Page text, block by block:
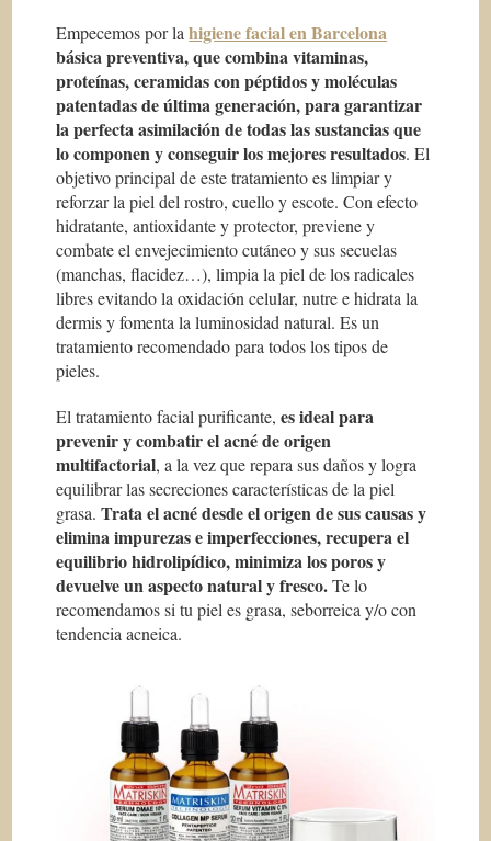
Empecemos por lahigiene facial en Barcelona
básica preventiva, que combina vitaminas,
proteínas, ceramidas con péptidos y moléculas
patentadas de última generación, para garantizar
la perfecta asimilación de todas las sustancias que
lo componen y conseguir los mejores resultados. El
objetivo principal de este tratamiento es limpiar y
reforzar la piel del rostro, cuello y escote. Con efecto
hidratante, antioxidante y protector, previene y
combate el envejecimiento cutáneo y sus secuelas
(manchas, flacidez…), limpia la piel de los radicales
libres evitando la oxidación celular, nutre e hidrata la
dermis y fomenta la luminosidad natural. Es un
tratamiento recomendado para todos los tipos de
pieles.
El tratamiento facial purificante,es ideal para
prevenir y combatir el acné de origen
multifactorial, a la vez que repara sus daños y logra
equilibrar las secreciones características de la piel
grasa.Trata el acné desde el origen de sus causas y
elimina impurezas e imperfecciones, recupera el
equilibrio hidrolipídico, minimiza los poros y
devuelve un aspecto natural y fresco.Te lo
recomendamos si tu piel es grasa, seborreica y/o con
tendencia acneica.